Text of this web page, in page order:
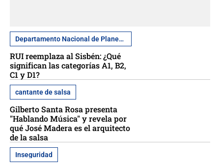
Departamento Nacional de Planeación
RUI reemplaza al Sisbén: ¿Qué
significan las categorías A1, B2,
C1 y D1?
cantante de salsa
Gilberto Santa Rosa presenta
"Hablando Música" y revela por
qué José Madera es el arquitecto
de la salsa
Inseguridad